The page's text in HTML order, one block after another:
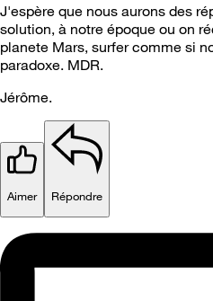
J'espère que nous aurons des
solution, à notre époque ou on
planete Mars, surfer comme si
paradoxe. MDR.
Jérôme.
Aimer Répondre